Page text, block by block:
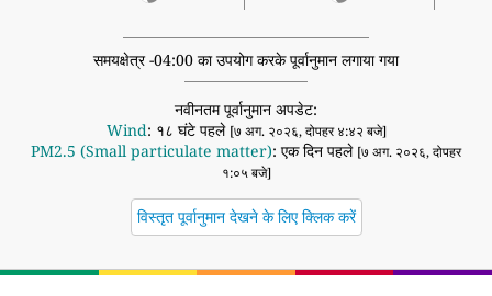
समयक्षेत्र -04:00 का उपयोग करके पूर्वानुमान लगाया गया
नवीनतम पूर्वानुमान अपडेट:
Wind: १८ घंटे पहले [७ अग. २०२६, दोपहर ४:४२ बजे]
PM2.5 (Small particulate matter): एक दिन पहले [७ अग. २०२६, दोपहर
१:०५ बजे]
विस्तृत पूर्वानुमान देखने के लिए क्लिक करें